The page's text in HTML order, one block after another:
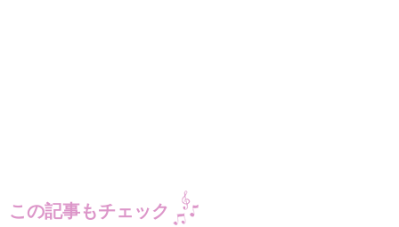
この記事もチェック